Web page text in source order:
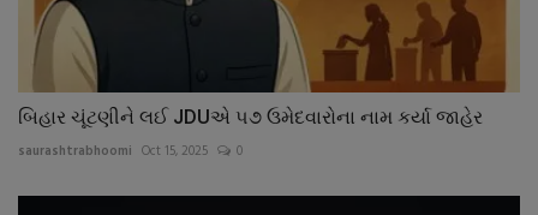
બિહાર ચૂંટણીને લઈ JDUએ ૫૭ ઉમેદવારોના નામ કર્યા જાહેર
saurashtrabhoomi Oct 15, 2025 0